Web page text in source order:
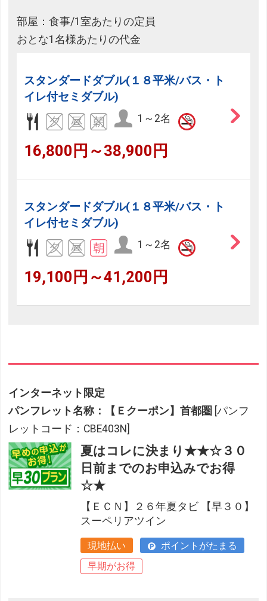
部屋：食事/1室あたりの定員
おとな1名様あたりの代金
スタンダードダブル(１８平米/バス・ト
イレ付セミダブル)
1～2名
16,800円～38,900円
スタンダードダブル(１８平米/バス・ト
イレ付セミダブル)
1～2名
19,100円～41,200円
インターネット限定
パンフレット名称：【Ｅクーポン】首都圏 [パンフ
レットコード：CBE403N]
夏はコレに決まり★★☆３０
日前までのお申込みでお得
☆★
【ＥＣＮ】２６年夏タビ 【早３０】
スーペリアツイン
現地払い
ポイントがたまる
早期がお得